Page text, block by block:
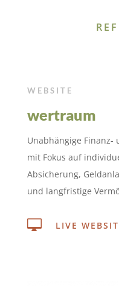
WEBSITE
wertraum
Unabhängige
mit Fokus auf
Absicherung,
und langfristige
 LIVE